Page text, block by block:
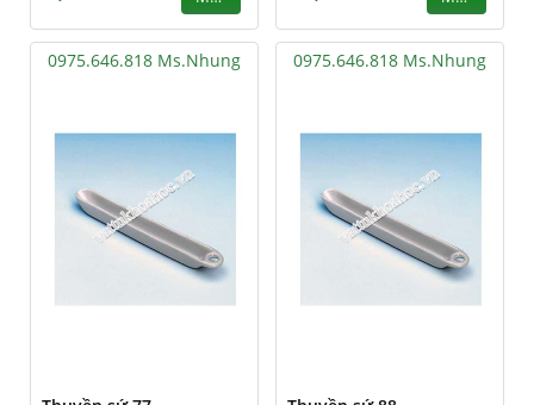
0975.646.818 Ms.Nhung 0975.646.818 Ms.Nhung